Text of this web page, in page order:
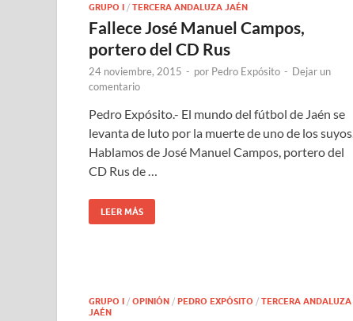
GRUPO I / TERCERA ANDALUZA JAÉN
Fallece José Manuel Campos,
portero del CD Rus
24 noviembre, 2015 - por Pedro Expósito - Dejar un
comentario
Pedro Expósito.- El mundo del fútbol de Jaén se
levanta de luto por la muerte de uno de los suyos.
Hablamos de José Manuel Campos, portero del
CD Rus de …
LEER MÁS
GRUPO I / OPINIÓN / PEDRO EXPÓSITO / TERCERA ANDALUZA
JAÉN